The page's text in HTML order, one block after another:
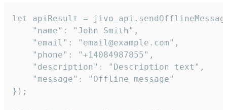
let apiResult =
    "name": "John Smith",
    "email": "email@example.com",
    "phone": "+14084987855",
    "description": "Description text",
    "message": "Offline message"
});